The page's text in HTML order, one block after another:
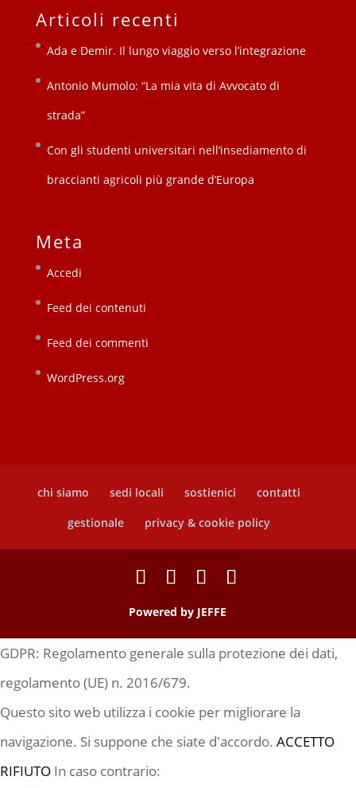
Articoli recenti
Ada e Demir. Il lungo viaggio verso l’integrazione
Antonio Mumolo: “La mia vita di Avvocato di
strada”
Con gli studenti universitari nell’insediamento di
braccianti agricoli più grande d’Europa
Meta
Accedi
Feed dei contenuti
Feed dei commenti
WordPress.org
chi siamo sedi locali sostienici
contatti
gestionale
privacy & cookie policy
Powered by JEFFE
GDPR: Regolamento generale sulla protezione dei dati,
regolamento (UE) n. 2016/679.
Questo sito web utilizza i cookie per migliorare la
navigazione. Si suppone che siate d'accordo. ACCETTO
RIFIUTO In caso contrario: